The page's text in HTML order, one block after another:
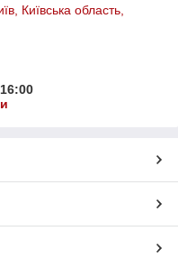
Київська область,